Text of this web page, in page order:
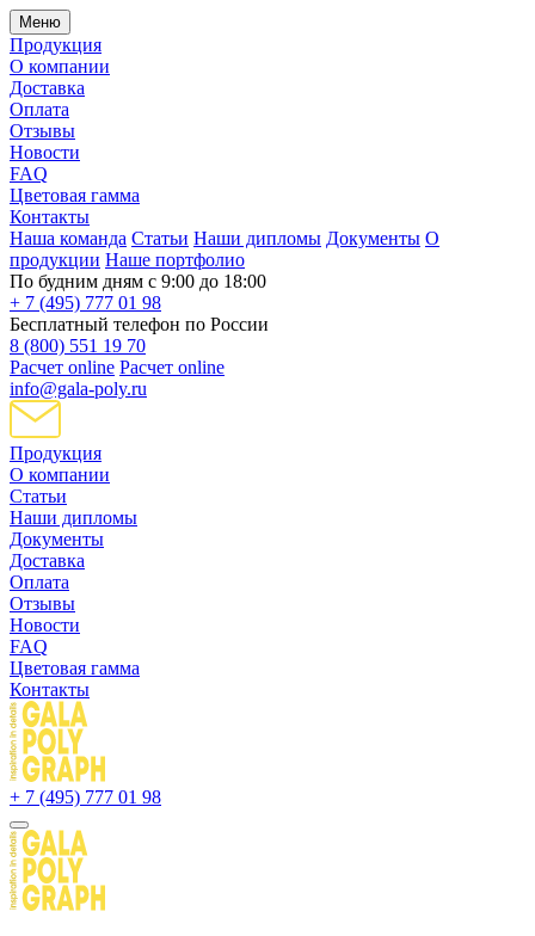
Меню
Продукция
О компании
Доставка
Оплата
Отзывы
Новости
FAQ
Цветовая гамма
Контакты
Наша команда Статьи Наши дипломы Документы О
продукции Наше портфолио
По будним дням с 9:00 до 18:00
+ 7 (495) 777 01 98
Бесплатный телефон по России
8 (800) 551 19 70
Расчет online Расчет online
info@gala-poly.ru
Продукция
О компании
Статьи
Наши дипломы
Документы
Доставка
Оплата
Отзывы
Новости
FAQ
Цветовая гамма
Контакты
+ 7 (495) 777 01 98